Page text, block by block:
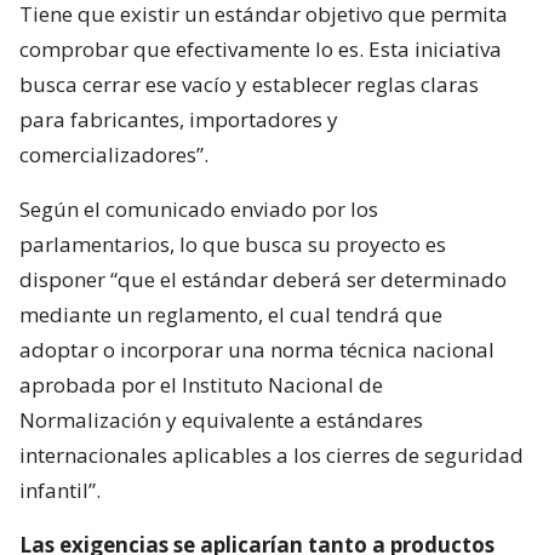
Tiene que existir un estándar objetivo que permita
comprobar que efectivamente lo es. Esta iniciativa
busca cerrar ese vacío y establecer reglas claras
para fabricantes, importadores y
comercializadores”.
Según el comunicado enviado por los
parlamentarios, lo que busca su proyecto es
disponer “que el estándar deberá ser determinado
mediante un reglamento, el cual tendrá que
adoptar o incorporar una norma técnica nacional
aprobada por el Instituto Nacional de
Normalización y equivalente a estándares
internacionales aplicables a los cierres de seguridad
infantil”.
Las exigencias se aplicarían tanto a productos